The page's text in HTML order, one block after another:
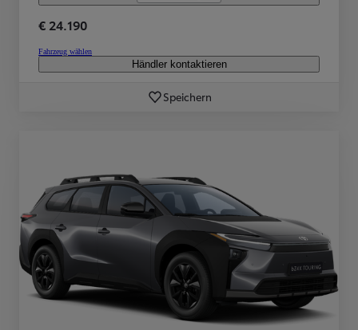
€ 24.190
Fahrzeug wählen
Händler kontaktieren
Speichern